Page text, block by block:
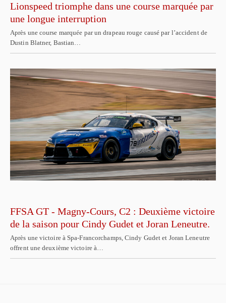
Lionspeed triomphe dans une course marquée par
une longue interruption
Après une course marquée par un drapeau rouge causé par l’accident de
Dustin Blatner, Bastian…
FFSA GT - Magny-Cours, C2 : Deuxième victoire
de la saison pour Cindy Gudet et Joran Leneutre.
Après une victoire à Spa-Francorchamps, Cindy Gudet et Joran Leneutre
offrent une deuxième victoire à…